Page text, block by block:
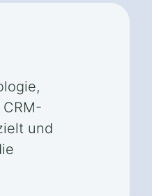
und